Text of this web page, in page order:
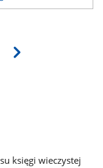
księgi wieczystej